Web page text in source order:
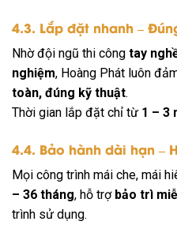
4.3. Lắp đặt nhanh –
Nhờ đội ngũ thi công tay
nghiệm, Hoàng Phát luôn
toàn, đúng kỹ thuật.
Thời gian lắp đặt chỉ từ 1 – 3
4.4. Bảo hành dài hạn –
Mọi công trình mái che, mái
– 36 tháng, hỗ trợ bảo trì
trình sử dụng.